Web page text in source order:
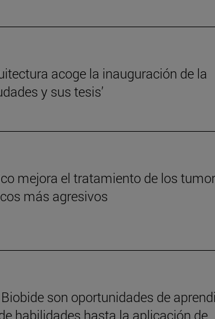
acoge la inauguración de la
y sus tesis’
mejora el tratamiento de los
más agresivos
son oportunidades de
habilidades hasta la aplicación de